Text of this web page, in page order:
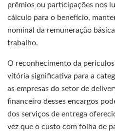
prêmios ou participações nos
cálculo para o benefício,
nominal da remuneração
trabalho.
O reconhecimento da
vitória significativa para a
as empresas do setor de
financeiro desses encargos
dos serviços de entrega
vez que o custo com folha de